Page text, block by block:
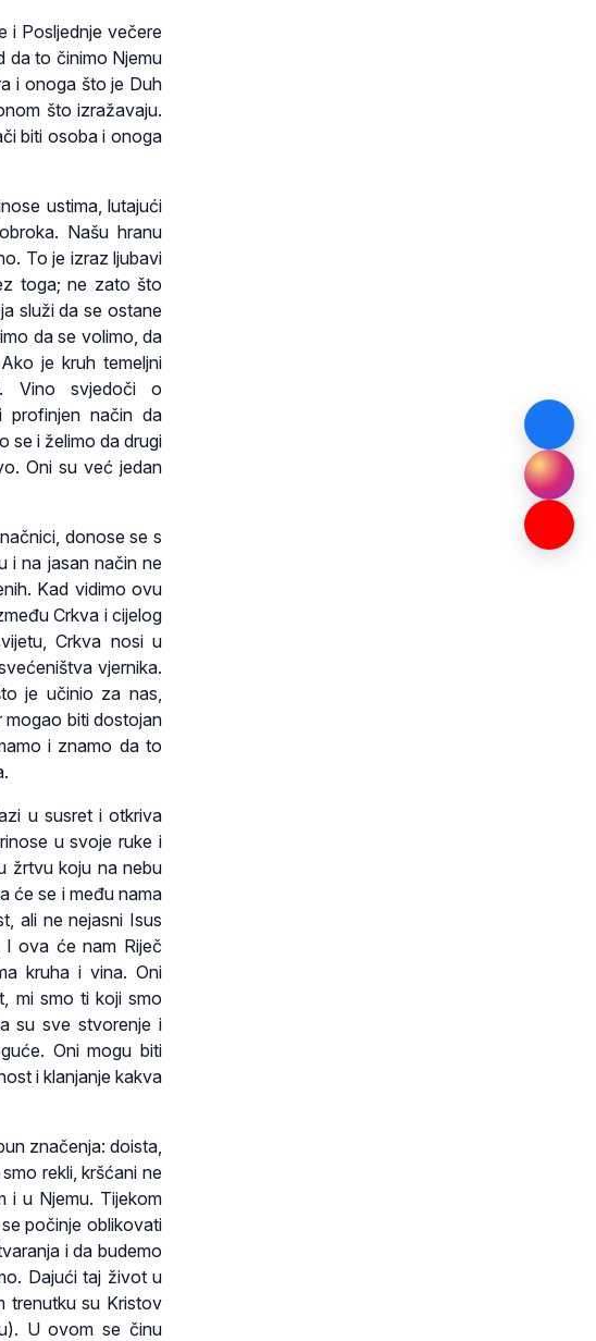
i Posljednje večere
da to činimo Njemu
i onoga što je Duh
što izražavaju.
biti osoba i onoga
ustima, lutajući
Našu hranu
To je izraz ljubavi
toga; ne zato što
služi da se ostane
da se volimo, da
je kruh temeljni
Vino svjedoči o
profinjen način da
se i želimo da drugi
Oni su već jedan
donose se s
i na jasan način ne
Kad vidimo ovu
Crkva i cijelog
Crkva nosi u
vjernika.
je učinio za nas,
mogao biti dostojan
i znamo da to
u susret i otkriva
u svoje ruke i
žrtvu koju na nebu
će se i među nama
ali ne nejasni Isus
I ova će nam Riječ
kruha i vina. Oni
mi smo ti koji smo
su sve stvorenje i
Oni mogu biti
i klanjanje kakva
značenja: doista,
rekli, kršćani ne
i u Njemu. Tijekom
počinje oblikovati
i da budemo
Dajući taj život u
trenutku su Kristov
U ovom se činu